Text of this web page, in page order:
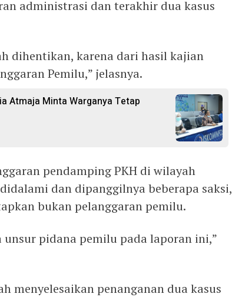
administrasi dan terakhir dua kasus
dihentikan, karena dari hasil kajian
Pemilu,” jelasnya.
Atmaja Minta Warganya Tetap
pendamping PKH di wilayah
dan dipanggilnya beberapa saksi,
bukan pelanggaran pemilu.
pidana pemilu pada laporan ini,”
menyelesaikan penanganan dua kasus